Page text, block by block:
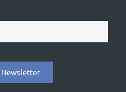
Newsletter